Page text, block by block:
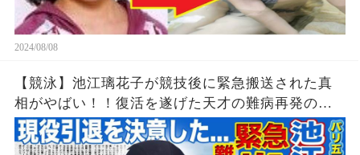
2024/08/08
【競泳】池江璃花子が競技後に緊急搬送された真
相がやばい！！復活を遂げた天才の難病再発の可
能性...引退を決意したパリ五輪でのある出来事に一
同驚愕！！美人女子アスリートの彼氏の正体と